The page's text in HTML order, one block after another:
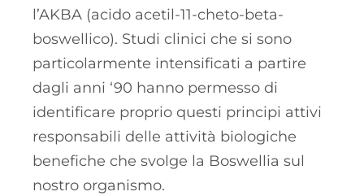
l’AKBA (acido acetil-11-cheto-beta-
boswellico). Studi clinici che si sono
particolarmente intensificati a partire
dagli anni ‘90 hanno permesso di
identificare proprio questi principi attivi
responsabili delle attività biologiche
benefiche che svolge la Boswellia sul
nostro organismo.